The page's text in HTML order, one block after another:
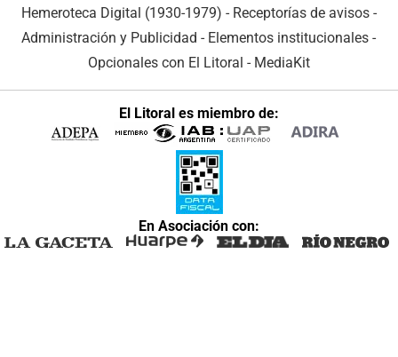
Hemeroteca Digital (1930-1979) - Receptorías de avisos -
Administración y Publicidad - Elementos institucionales -
Opcionales con El Litoral - MediaKit
El Litoral es miembro de:
En Asociación con: